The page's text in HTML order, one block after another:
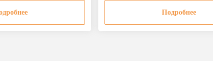
Подробнее